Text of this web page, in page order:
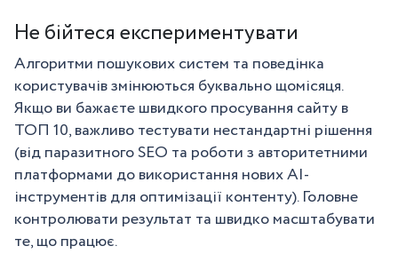
Не бійтеся експериментувати
Алгоритми пошукових систем та поведінка
користувачів змінюються буквально щомісяця.
Якщо ви бажаєте швидкого просування сайту в
ТОП 10, важливо тестувати нестандартні рішення
(від паразитного SEO та роботи з авторитетними
платформами до використання нових AI-
інструментів для оптимізації контенту). Головне
контролювати результат та швидко масштабувати
те, що працює.